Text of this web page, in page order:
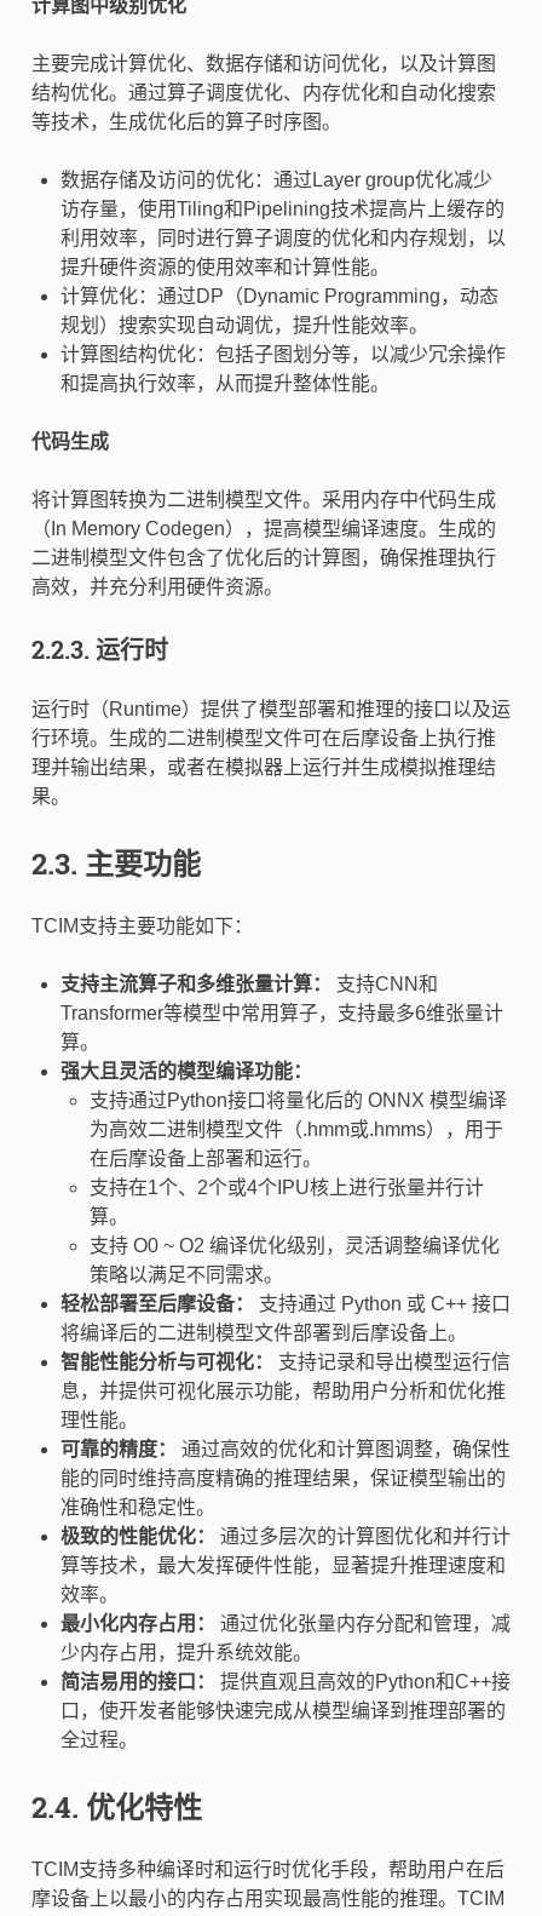
计算图中级别优化
主要完成计算优化、数据存储和访问优化，以及计算图
结构优化。通过算子调度优化、内存优化和自动化搜索
等技术，生成优化后的算子时序图。
数据存储及访问的优化：通过Layer group优化减少
访存量，使用Tiling和Pipelining技术提高片上缓存的
利用效率，同时进行算子调度的优化和内存规划，以
提升硬件资源的使用效率和计算性能。
计算优化：通过DP（Dynamic Programming，动态
规划）搜索实现自动调优，提升性能效率。
计算图结构优化：包括子图划分等，以减少冗余操作
和提高执行效率，从而提升整体性能。
代码生成
将计算图转换为二进制模型文件。采用内存中代码生成
（In Memory Codegen），提高模型编译速度。生成的
二进制模型文件包含了优化后的计算图，确保推理执行
高效，并充分利用硬件资源。
2.2.3. 运行时
运行时（Runtime）提供了模型部署和推理的接口以及运
行环境。生成的二进制模型文件可在后摩设备上执行推
理并输出结果，或者在模拟器上运行并生成模拟推理结
果。
2.3. 主要功能
TCIM支持主要功能如下：
支持主流算子和多维张量计算：
支持CNN和
Transformer等模型中常用算子，支持最多6维张量计
算。
强大且灵活的模型编译功能：
支持通过Python接口将量化后的 ONNX 模型编译
为高效二进制模型文件（.hmm或.hmms），用于
在后摩设备上部署和运行。
支持在1个、2个或4个IPU核上进行张量并行计
算。
支持 O0 ~ O2 编译优化级别，灵活调整编译优化
策略以满足不同需求。
轻松部署至后摩设备：
支持通过 Python 或 C++ 接口
将编译后的二进制模型文件部署到后摩设备上。
智能性能分析与可视化：
支持记录和导出模型运行信
息，并提供可视化展示功能，帮助用户分析和优化推
理性能。
可靠的精度：
通过高效的优化和计算图调整，确保性
能的同时维持高度精确的推理结果，保证模型输出的
准确性和稳定性。
极致的性能优化：
通过多层次的计算图优化和并行计
算等技术，最大发挥硬件性能，显著提升推理速度和
效率。
最小化内存占用：
通过优化张量内存分配和管理，减
少内存占用，提升系统效能。
简洁易用的接口：
提供直观且高效的Python和C++接
口，使开发者能够快速完成从模型编译到推理部署的
全过程。
2.4. 优化特性
TCIM支持多种编译时和运行时优化手段，帮助用户在后
摩设备上以最小的内存占用实现最高性能的推理。TCIM